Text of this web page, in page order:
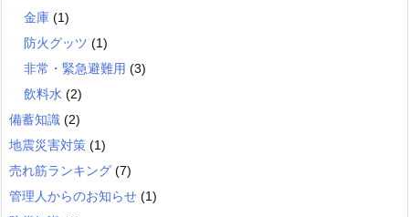
金庫 (1)
防火グッツ (1)
非常・緊急避難用 (3)
飲料水 (2)
備蓄知識 (2)
地震災害対策 (1)
売れ筋ランキング (7)
管理人からのお知らせ (1)